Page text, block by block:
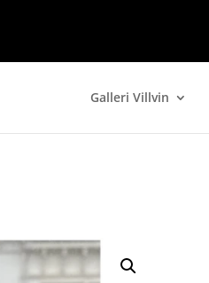
Galleri Villvin